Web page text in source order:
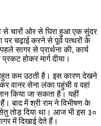
से चारों ओर से घिरा हुआ एक सुंदर
पर चढ़ाई करने से पूर्व पत्थरों के
सागर से प्रार्थना की, कार्य
होकर मार्ग दीया।
कम उठती है। इस कारण देखने
वानर सेना लंका पहुंची व वहां
किया जा सकता है। यहीं
बाद में श्री राम ने विभीषण के
तोड़ दिया था। आज भी इस ३०
में दिखाई देते हैं।